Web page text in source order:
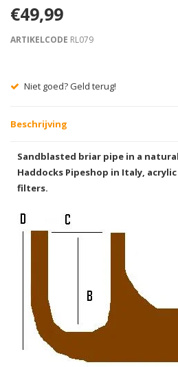
€49,99
ARTIKELCODE RL079
Niet goed? Geld terug!
Beschrijving
Sandblasted briar pipe in a
Haddocks Pipeshop in Italy,
filters.